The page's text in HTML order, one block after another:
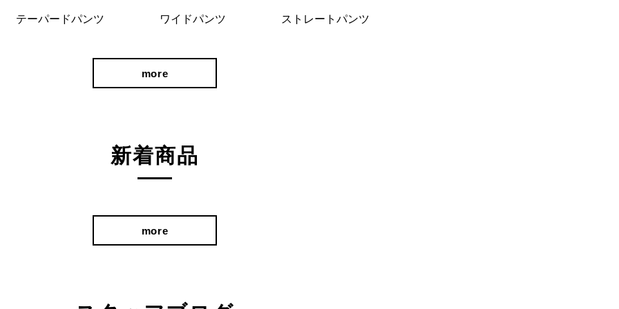
テーパードパンツ ワイドパンツ ストレートパンツ
more
新着商品
more